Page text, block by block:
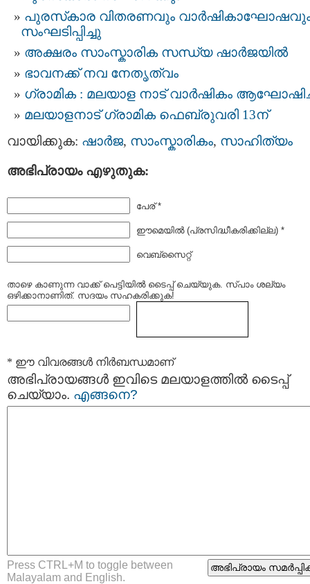
പുരസ്‌കാര വിതരണവും
സംഘടിപ്പിച്ചു
അക്ഷരം സാംസ്കാരിക സന്ധ്യ ഷാര്‍ജയില്‍
ഭാവനക്ക് നവ നേതൃത്വം
ഗ്രാമിക : മലയാള നാട് വാര്‍ഷികം
മലയാളനാട് ഗ്രാമിക ഫെബ്രുവരി 13ന്
വായിക്കുക: ഷാര്‍ജ, സാംസ്കാരികം, സാഹിത്യം
അഭിപ്രായം എഴുതുക:
പേര് *
ഈമെയില്‍ (പ്രസിദ്ധീകരിക്കില്ല) *
വെബ്സൈറ്റ്
താഴെ കാണുന്ന വാക്ക് പെട്ടിയില്‍ ടൈപ്പ്‌ ചെയ്യുക. സ്പാം ശല്യം
ഒഴിക്കാനാണിത്. സദയം സഹകരിക്കുക!
* ഈ വിവരങ്ങള്‍ നിര്‍ബന്ധമാണ്
അഭിപ്രായങ്ങള്‍ ഇവിടെ മലയാളത്തില്‍ ടൈപ്പ്
ചെയ്യാം. എങ്ങനെ?
Press CTRL+M to toggle between
Malayalam and English.